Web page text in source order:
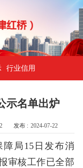
行业信用
示名单出炉
发布 : 2024-07-22
局15日发布消
审核工作已全部